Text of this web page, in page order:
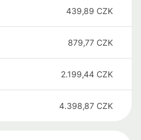
439,89 CZK
879,77 CZK
2.199,44 CZK
4.398,87 CZK